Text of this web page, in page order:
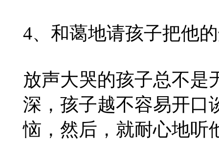
4、和蔼地请孩子把他
放声大哭的孩子总不是
深，孩子越不容易开口
恼，然后，就耐心地听